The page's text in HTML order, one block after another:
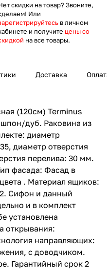
скидки на товар? Звоните,
Или
в личном
и получите цены со
на все товары.
Доставка
(120см) Terminus
шпон/дуб. Раковина из
диаметр
диаметр отверстия
перелива: 30 мм.
фасада: Фасад в
. Материал ящиков:
Сифон и данный
и в комплект
установлена
открывания:
направляющих:
с доводчиком.
Гарантийный срок 2